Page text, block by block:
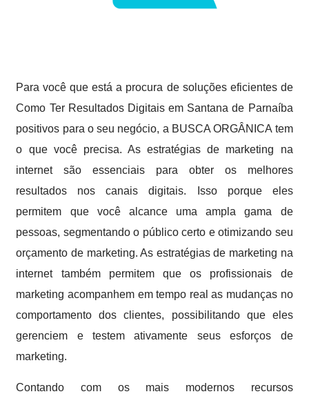
Para você que está a procura de soluções eficientes de
Como Ter Resultados Digitais em Santana de Parnaíba
positivos para o seu negócio, a BUSCA ORGÂNICA tem
o que você precisa. As estratégias de marketing na
internet são essenciais para obter os melhores
resultados nos canais digitais. Isso porque eles
permitem que você alcance uma ampla gama de
pessoas, segmentando o público certo e otimizando seu
orçamento de marketing. As estratégias de marketing na
internet também permitem que os profissionais de
marketing acompanhem em tempo real as mudanças no
comportamento dos clientes, possibilitando que eles
gerenciem e testem ativamente seus esforços de
marketing.
Contando com os mais modernos recursos